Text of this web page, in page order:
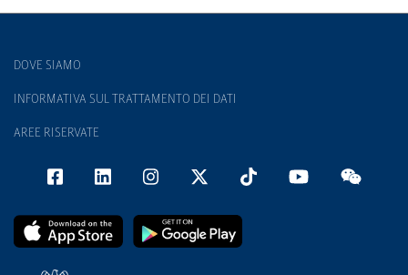
DOVE SIAMO
INFORMATIVA SUL TRATTAMENTO DEI DATI
AREE RISERVATE